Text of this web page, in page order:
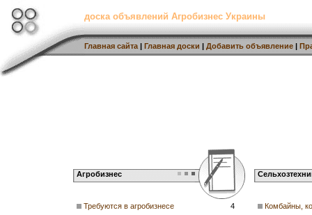
доска объявлений Агробизнес Украины
Главная сайта | Главная доски | Добавить объявление |
Агробизнес
Требуются в агробизнесе
4
Комбайны,